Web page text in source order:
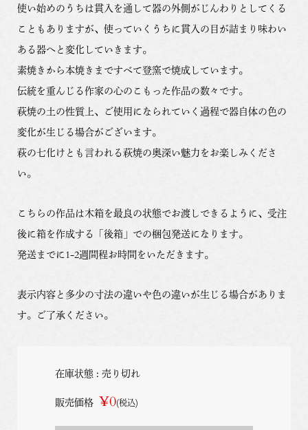
使い始めのうちは貫入を通して器の外側がじんわりとしてくる
こともありますが、使っていくうちに貫入の目が詰まり味わい
ある器へと変化していきます。
素焼きから本焼きまですべて登窯で焼成しています。
伝統を重んじる作家の心のこもった作品の数々です。
萩焼の土の性質上、ご使用になられていく過程で器自体の色の
変化が生じる場合がございます。
萩の七化けとも言われる萩焼の奥深い魅力をお楽しみくださ
い。
こちらの作品は木箱を最良の状態でお渡しできるように、受注
後に箱を作成する「後箱」での梱包発送になります。
発送までに1-2週間程お時間をいただきます。
表示内容と多少の寸法の違いや色の違いが生じる場合がありま
す。ご了承ください。
在庫状態 : 売り切れ
販売価格 ¥0(税込)